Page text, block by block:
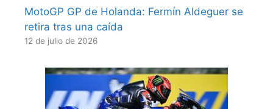
MotoGP GP de Holanda: Fermín Aldeguer se
retira tras una caída
12 de julio de 2026